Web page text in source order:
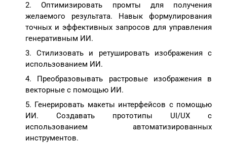
Оптимизировать промты для получения
желаемого результата. Навык формулирования
точных и эффективных запросов для управления
генеративным ИИ.
Стилизовать и ретушировать изображения с
использованием ИИ.
Преобразовывать растровые изображения в
векторные с помощью ИИ.
Генерировать макеты интерфейсов с помощью
ИИ. Создавать прототипы UI/UX с
использованием автоматизированных
инструментов.